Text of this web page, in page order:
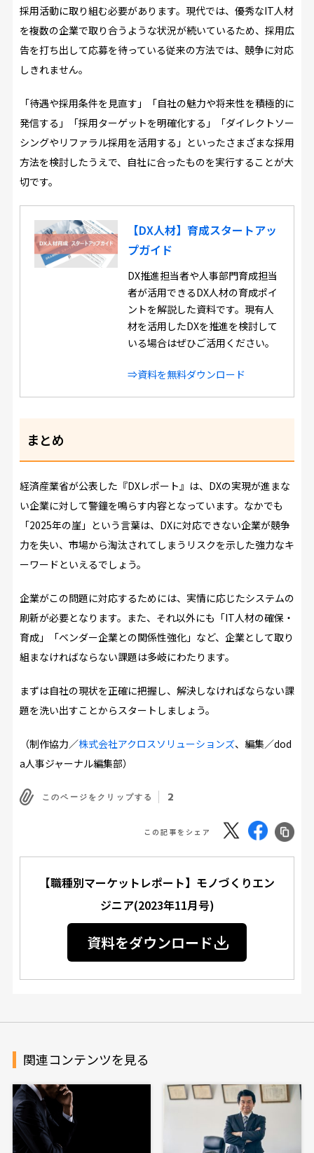
採用活動に取り組む必要があります。現代では、優秀なIT人材
を複数の企業で取り合うような状況が続いているため、採用広
告を打ち出して応募を待っている従来の方法では、競争に対応
しきれません。
「待遇や採用条件を見直す」「自社の魅力や将来性を積極的に
発信する」「採用ターゲットを明確化する」「ダイレクトソー
シングやリファラル採用を活用する」といったさまざまな採用
方法を検討したうえで、自社に合ったものを実行することが大
切です。
【DX人材】育成スタートアッ
プガイド
DX推進担当者や人事部門育成担当
者が活用できるDX人材の育成ポイ
ントを解説した資料です。現有人
材を活用したDXを推進を検討して
いる場合はぜひご活用ください。
⇒資料を無料ダウンロード
まとめ
経済産業省が公表した『DXレポート』は、DXの実現が進まな
い企業に対して警鐘を鳴らす内容となっています。なかでも
「2025年の崖」という言葉は、DXに対応できない企業が競争
力を失い、市場から淘汰されてしまうリスクを示した強力なキ
ーワードといえるでしょう。
企業がこの問題に対応するためには、実情に応じたシステムの
刷新が必要となります。また、それ以外にも「IT人材の確保・
育成」「ベンダー企業との関係性強化」など、企業として取り
組まなければならない課題は多岐にわたります。
まずは自社の現状を正確に把握し、解決しなければならない課
題を洗い出すことからスタートしましょう。
（制作協力／株式会社アクロスソリューションズ、編集／dod
a人事ジャーナル編集部）
このページをクリップする 2
この記事をシェア
【職種別マーケットレポート】モノづくりエン
ジニア(2023年11月号)
資料をダウンロード
関連コンテンツを見る